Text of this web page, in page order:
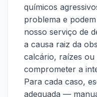
químicos
problema e
nosso serviço de
a causa raiz da
calcário, raízes ou
comprometer a
Para cada caso,
adequada —